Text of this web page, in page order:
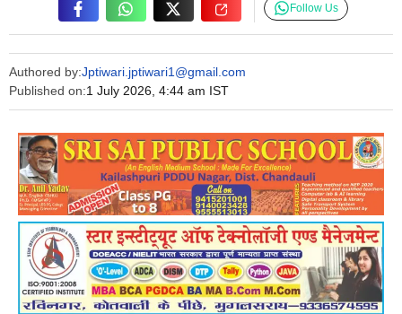
Authored by:Jptiwari.jptiwari1@gmail.com
Published on:1 July 2026, 4:44 am IST
Follow Us